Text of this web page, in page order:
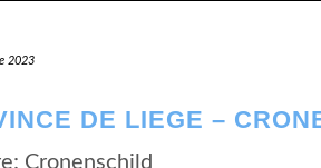
2023
DE LIEGE –
Cronenschild